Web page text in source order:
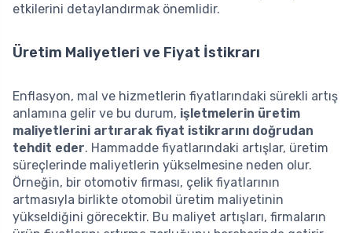
etkilerini detaylandırmak önemlidir.
Üretim Maliyetleri ve Fiyat İstikrarı
Enflasyon, mal ve hizmetlerin fiyatlarındaki sürekli artış
anlamına gelir ve bu durum, işletmelerin üretim
maliyetlerini artırarak fiyat istikrarını doğrudan
tehdit eder. Hammadde fiyatlarındaki artışlar, üretim
süreçlerinde maliyetlerin yükselmesine neden olur.
Örneğin, bir otomotiv firması, çelik fiyatlarının
artmasıyla birlikte otomobil üretim maliyetinin
yükseldiğini görecektir. Bu maliyet artışları, firmaların